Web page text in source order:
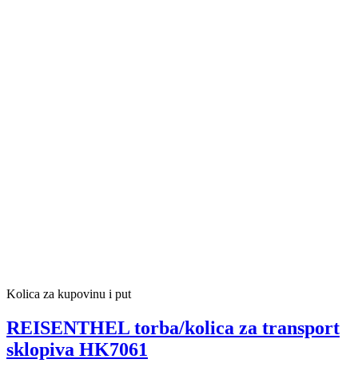
Kolica za kupovinu i put
REISENTHEL torba/kolica za transport
sklopiva HK7061